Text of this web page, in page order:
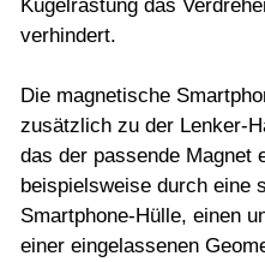
Kugelrastung das
verhindert.
Die magnetische
zusätzlich zu der Lenker-
das der passende Magnet
beispielsweise durch eine
Smartphone-Hülle, einen
einer eingelassenen